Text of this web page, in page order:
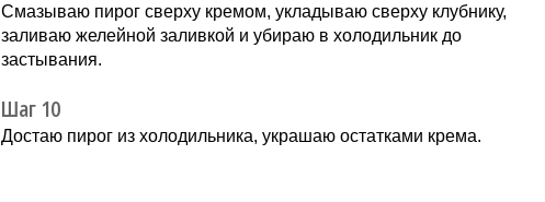
Смазываю пирог сверху кремом, укладываю сверху клубнику,
заливаю желейной заливкой и убираю в холодильник до
застывания.
Шаг 10
Достаю пирог из холодильника, украшаю остатками крема.